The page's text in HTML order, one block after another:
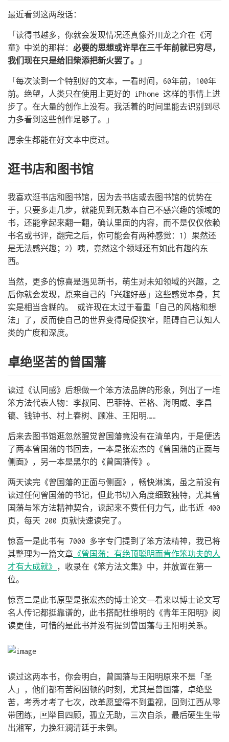
最近看到这两段话：
「读得书越多，你就会发现情况还真像芥川龙之介在《河
童》中说的那样： 必要的思想或许早在三千年前就已穷尽，
我们现在只是给旧柴添把新火罢了。
」
「每次读到一个特别好的文本，一看时间，60年前，100年
前。绝望，人类只在使用上更好的 iPhone 这样的事情上进
步了。在大量的创作上没有。我活着的时间里能去识别到尽
力多看到这些创作足够了。」
愿余生都能在好文本中度过。
逛书店和图书馆
我喜欢逛书店和图书馆，因为去书店或去图书馆的优势在
于，只要多走几步，就能见到无数本自己不感兴趣的领域的
书，还能拿起来翻一翻，确认里面的内容，而不是仅仅依赖
书名或书评，翻完之后，你可能会有两种感觉：1）果然还
是无法感兴趣；2）咦，竟然这个领域还有如此有趣的东
西。
当然，更多的惊喜是遇见新书，萌生对未知领域的兴趣，之
后你就会发现，原来自己的「兴趣好恶」这些感觉本身，其
实是相当含糊的。 或许现在太过于看重「自己的风格和想
法」了，反而使自己的世界变得局促狭窄，阻碍自己认知人
类的广度和深度。
卓绝坚苦的曾国藩
读过《认同感》后想做一个笨方法品牌的形象，列出了一堆
笨方法代表人物：李叔同、巴菲特、芒格、海明威、李昌
镐、钱钟书、村上春树、顾准、王阳明……
后来去图书馆逛忽然醒觉曾国藩竟没有在清单内，于是便选
了两本曾国藩的书回去，一本是张宏杰的《曾国藩的正面与
侧面》，另一本是黑尔的《曾国藩传》。
两天读完《曾国藩的正面与侧面》，畅快淋漓，虽之前没有
读过任何曾国藩的书记，但此书切入角度细致独特，尤其曾
国藩与笨方法精神契合，读起来不费任何力气，此书近 400
页，每天 200 页就快速读完了。
惊喜一是此书有 7000 多字专门提到了笨方法精神，我已将
其整理为一篇文章 《曾国藩：有绝顶聪明而肯作笨功夫的人
才有大成就》 ，收录在《笨方法文集》中，并放置在第一
位。
惊喜二是此书原型是张宏杰的博士论文——看来以博士论文写
名人传记都挺靠谱的，此书搭配杜维明的《青年王阳明》阅
读更佳，可惜的是此书并没有提到曾国藩与王阳明关系。
读过这两本书，你会明白，曾国藩与王阳明原来不是「圣
人」，他们都有苦闷困顿的时刻，尤其是曾国藩，卓绝坚
苦，考秀才考了七次，改革愿望得不到重视，回到江西从零
带团练，举目四顾，孤立无助，三次自杀，最后硬生生带
出湘军，力挽狂澜清廷于未倒。